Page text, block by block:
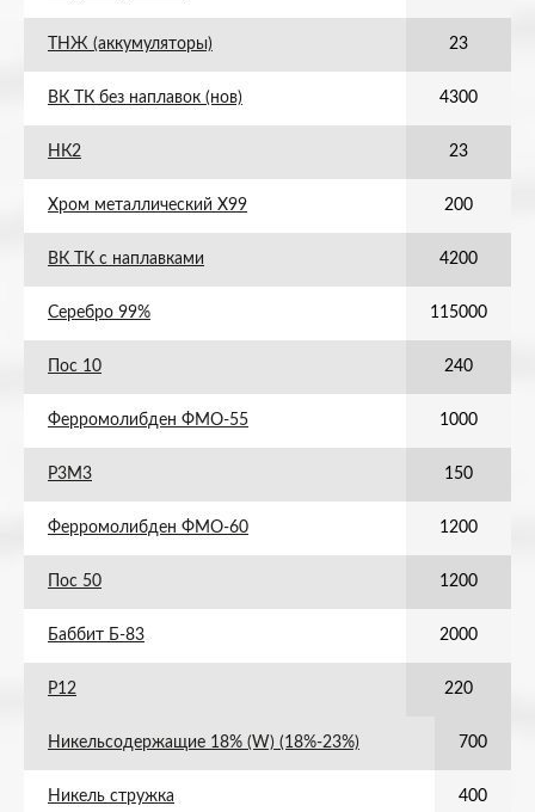
ТНЖ (аккумуляторы) 23
ВК ТК без наплавок (нов) 4300
НК2 23
Хром металлический Х99 200
ВК ТК с наплавками 4200
Серебро 99% 115000
Пос 10 240
Ферромолибден ФМО-55 1000
Р3М3 150
Ферромолибден ФМО-60 1200
Пос 50 1200
Баббит Б-83 2000
Р12 220
Никельсодержащие 18% (W) (18%-23%) 700
Никель стружка 400